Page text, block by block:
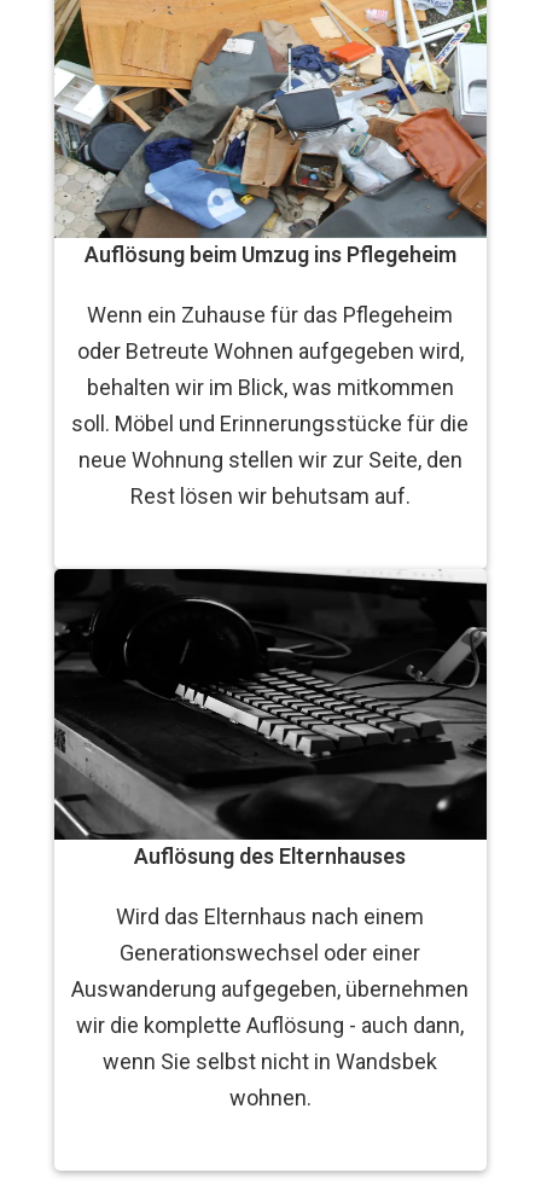
Auflösung beim Umzug ins Pflegeheim
Wenn ein Zuhause für das Pflegeheim
oder Betreute Wohnen aufgegeben wird,
behalten wir im Blick, was mitkommen
soll. Möbel und Erinnerungsstücke für die
neue Wohnung stellen wir zur Seite, den
Rest lösen wir behutsam auf.
Auflösung des Elternhauses
Wird das Elternhaus nach einem
Generationswechsel oder einer
Auswanderung aufgegeben, übernehmen
wir die komplette Auflösung - auch dann,
wenn Sie selbst nicht in Wandsbek
wohnen.